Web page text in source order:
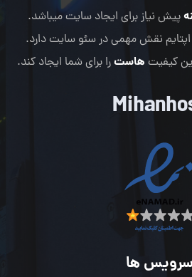
پیش نیاز برای ایجاد سایت میباشد.
نقش مهمی در سئو سایت دارد.
کیفیت هاسترا برای شما ایجاد کند.
سرویس ها